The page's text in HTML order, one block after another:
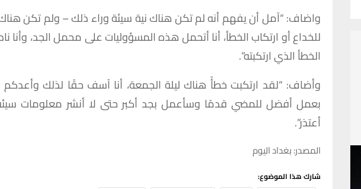
واضاف: “آمل أن يفهم أنه لم تكن هناك نية سيئة وراء ذلك – ولم تكن
للخداع أو ارتكاب الخطأ، أنا أتحمل هذه المسؤوليات على محمل الجد، وأنا
الخطأ الذي ارتكبته”.
وأضاف: “لقد ارتكبت خطأً هناك ليلة الجمعة، أنا آسف حقًا لذلك
بعمل أفضل للمضي قدمًا وسأعمل بجد أكبر حتى لا أنشر معلومات
أعتذر”.
المصدر: بغداد اليوم
شارك هذا الموضوع: